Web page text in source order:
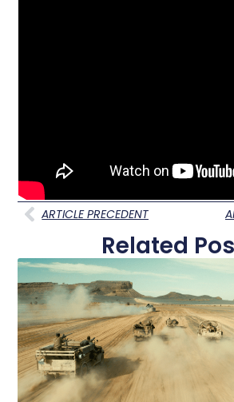
ARTICLE PRECEDENT
Related